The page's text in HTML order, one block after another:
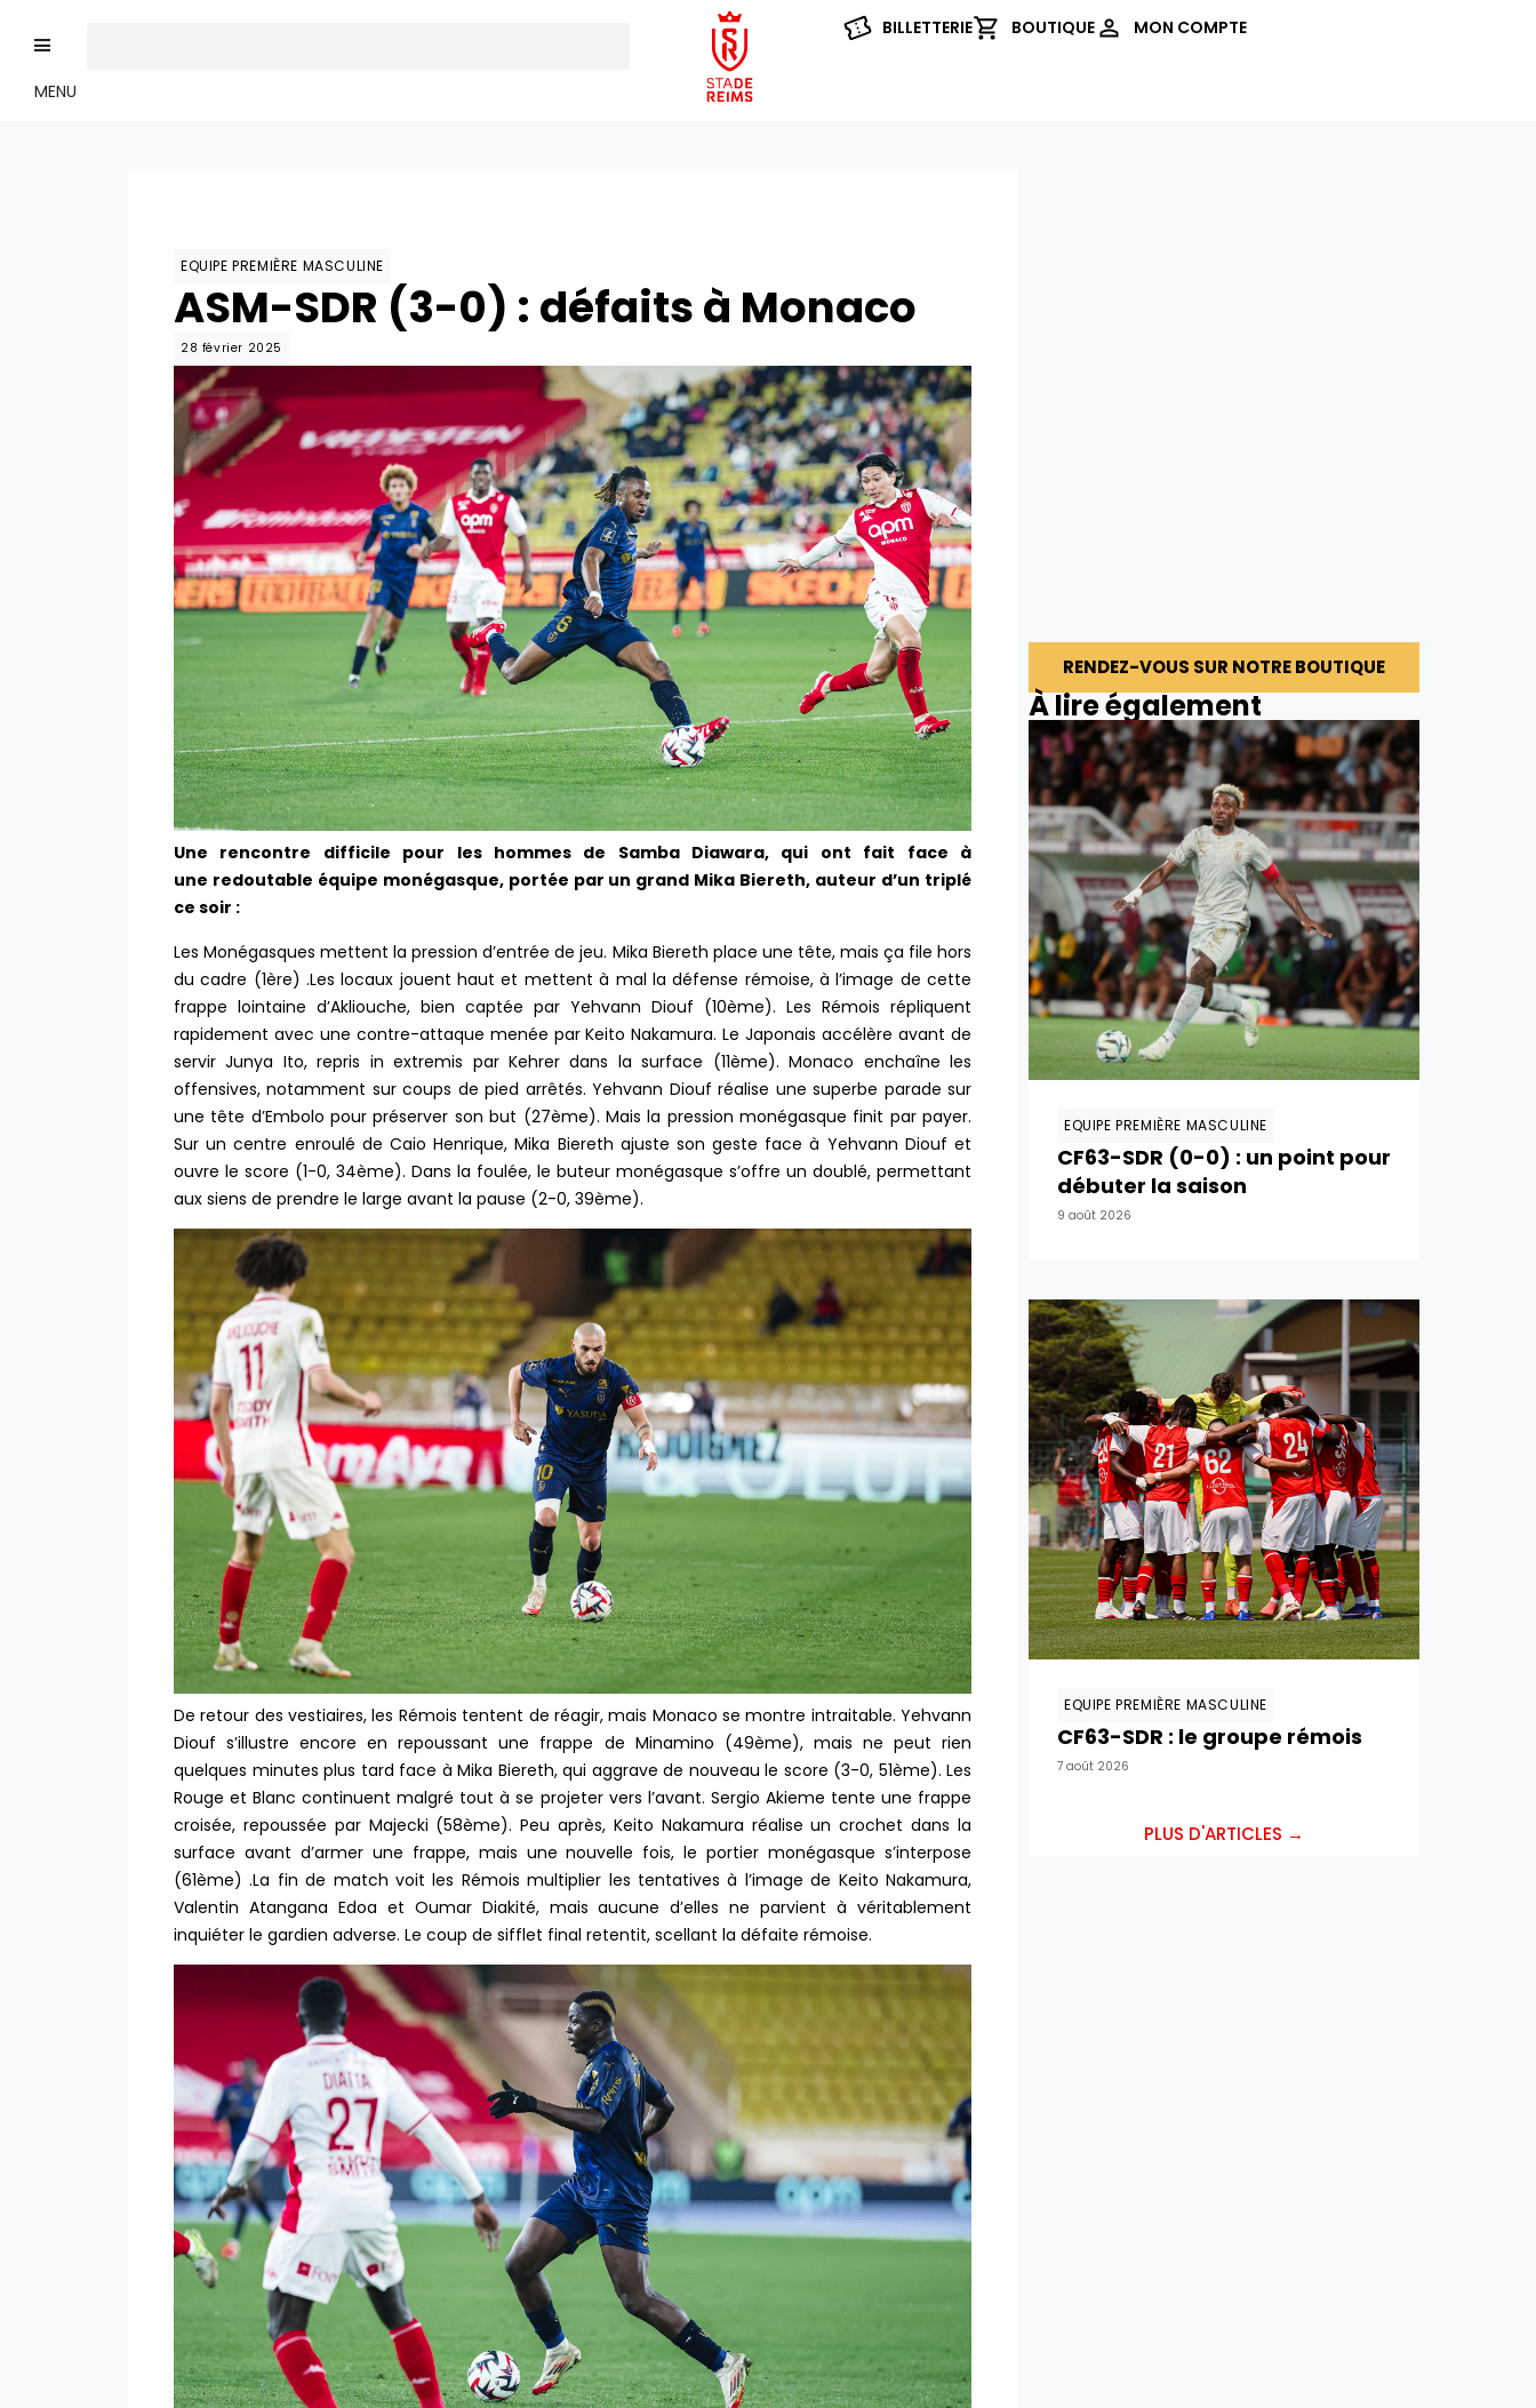
MENU
BILLETTERIE BOUTIQUE MON COMPTE
EQUIPE PREMIÈRE MASCULINE
ASM-SDR (3-0) : défaits à Monaco
28 février 2025
Une rencontre difficile pour les hommes de Samba Diawara, qui ont fait face à
une redoutable équipe monégasque, portée par un grand Mika Biereth, auteur d’un triplé
ce soir :
Les Monégasques mettent la pression d’entrée de jeu. Mika Biereth place une tête, mais ça file hors
du cadre (1ère) .Les locaux jouent haut et mettent à mal la défense rémoise, à l’image de cette
frappe lointaine d’Akliouche, bien captée par Yehvann Diouf (10ème). Les Rémois répliquent
rapidement avec une contre-attaque menée par Keito Nakamura. Le Japonais accélère avant de
servir Junya Ito, repris in extremis par Kehrer dans la surface (11ème). Monaco enchaîne les
offensives, notamment sur coups de pied arrêtés. Yehvann Diouf réalise une superbe parade sur
une tête d’Embolo pour préserver son but (27ème). Mais la pression monégasque finit par payer.
Sur un centre enroulé de Caio Henrique, Mika Biereth ajuste son geste face à Yehvann Diouf et
ouvre le score (1-0, 34ème). Dans la foulée, le buteur monégasque s’offre un doublé, permettant
aux siens de prendre le large avant la pause (2-0, 39ème).
De retour des vestiaires, les Rémois tentent de réagir, mais Monaco se montre intraitable. Yehvann
Diouf s’illustre encore en repoussant une frappe de Minamino (49ème), mais ne peut rien
quelques minutes plus tard face à Mika Biereth, qui aggrave de nouveau le score (3-0, 51ème). Les
Rouge et Blanc continuent malgré tout à se projeter vers l’avant. Sergio Akieme tente une frappe
croisée, repoussée par Majecki (58ème). Peu après, Keito Nakamura réalise un crochet dans la
surface avant d’armer une frappe, mais une nouvelle fois, le portier monégasque s’interpose
(61ème) .La fin de match voit les Rémois multiplier les tentatives à l’image de Keito Nakamura,
Valentin Atangana Edoa et Oumar Diakité, mais aucune d’elles ne parvient à véritablement
inquiéter le gardien adverse. Le coup de sifflet final retentit, scellant la défaite rémoise.
RENDEZ-VOUS SUR NOTRE BOUTIQUE
À lire également
EQUIPE PREMIÈRE MASCULINE
CF63-SDR (0-0) : un point pour
débuter la saison
9 août 2026
EQUIPE PREMIÈRE MASCULINE
CF63-SDR : le groupe rémois
7 août 2026
PLUS D'ARTICLES →